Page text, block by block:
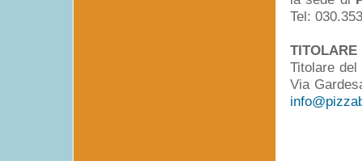
Tel:
TITOLARE
Titolare
Via